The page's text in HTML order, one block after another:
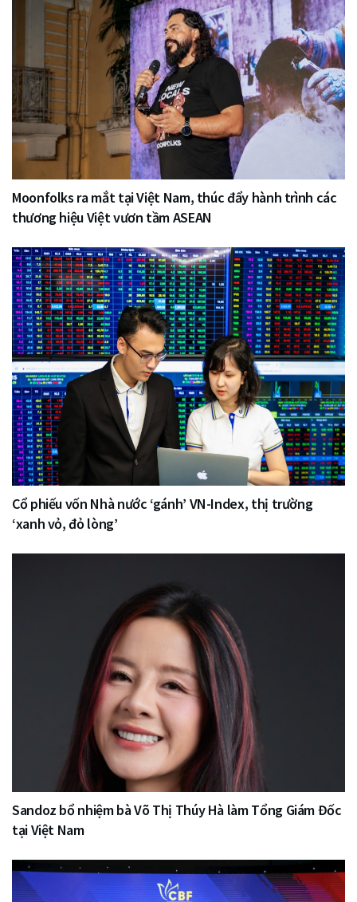
Moonfolks ra mắt tại Việt Nam, thúc đẩy hành trình các
thương hiệu Việt vươn tầm ASEAN
Cổ phiếu vốn Nhà nước ‘gánh’ VN-Index, thị trường
‘xanh vỏ, đỏ lòng’
Sandoz bổ nhiệm bà Võ Thị Thúy Hà làm Tổng Giám Đốc
tại Việt Nam